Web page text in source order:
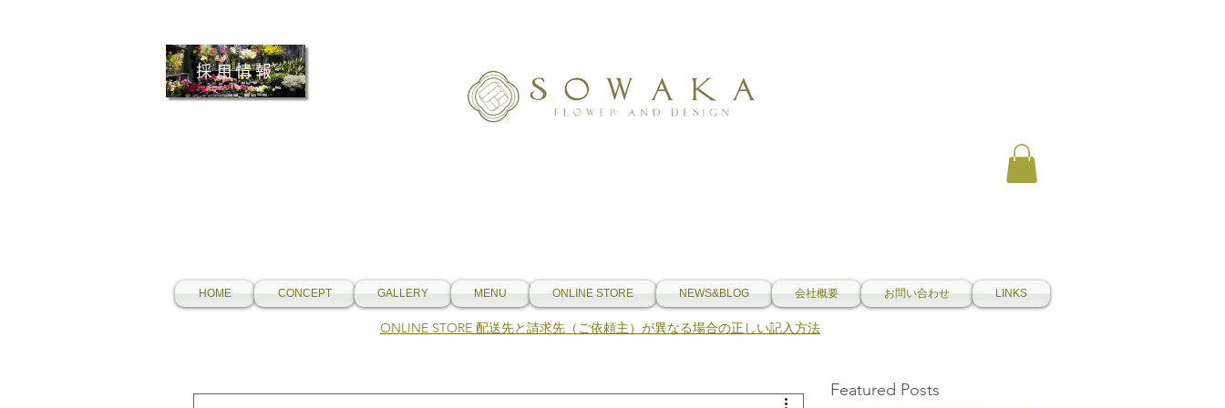
採用情報
HOME CONCEPT GALLERY MENU ONLINE STORE NEWS&BLOG 会社概要 お問い合わせ LINKS
​ONLINE STORE 配送先と請求先（ご依頼主）が異なる場合の正しい記入方法
Featured Posts